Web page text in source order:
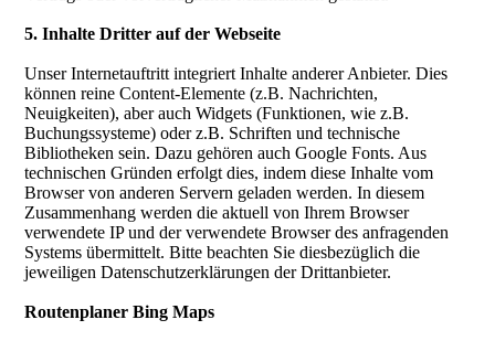
5. Inhalte Dritter auf der Webseite
Unser Internetauftritt integriert Inhalte anderer Anbieter. Dies
können reine Content-Elemente (z.B. Nachrichten,
Neuigkeiten), aber auch Widgets (Funktionen, wie z.B.
Buchungssysteme) oder z.B. Schriften und technische
Bibliotheken sein. Dazu gehören auch Google Fonts. Aus
technischen Gründen erfolgt dies, indem diese Inhalte vom
Browser von anderen Servern geladen werden. In diesem
Zusammenhang werden die aktuell von Ihrem Browser
verwendete IP und der verwendete Browser des anfragenden
Systems übermittelt. Bitte beachten Sie diesbezüglich die
jeweiligen Datenschutzerklärungen der Drittanbieter.
Routenplaner Bing Maps